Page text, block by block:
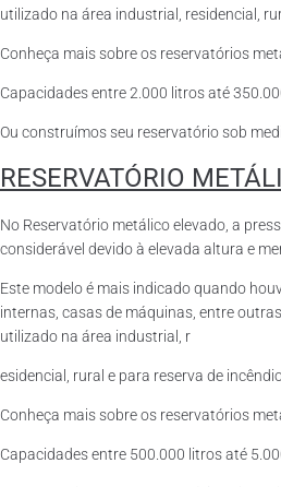
utilizado na área industrial, residencial,
Conheça mais sobre os reservatórios
Capacidades entre 2.000 litros até
Ou construímos seu reservatório sob
RESERVATÓRIO
No Reservatório metálico elevado, a
considerável devido à elevada altura e
Este modelo é mais indicado quando
internas, casas de máquinas, entre
utilizado na área industrial, r
esidencial, rural e para reserva de
Conheça mais sobre os reservatórios
Capacidades entre 500.000 litros até